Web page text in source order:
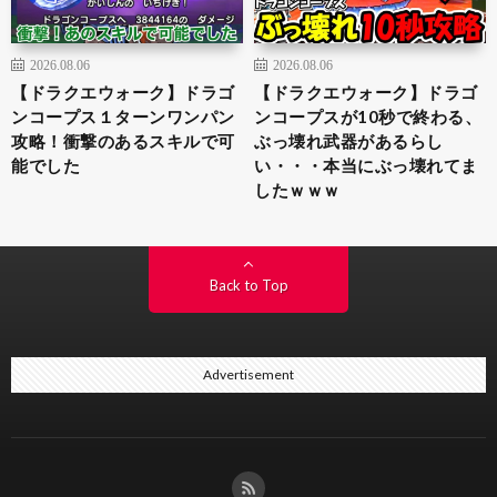
2026.08.06
【ドラクエウォーク】ドラゴ
ンコープス１ターンワンパン
攻略！衝撃のあるスキルで可
能でした
2026.08.06
【ドラクエウォーク】ドラゴ
ンコープスが10秒で終わる、
ぶっ壊れ武器があるらし
い・・・本当にぶっ壊れてま
したｗｗｗ
Back to Top
Advertisement